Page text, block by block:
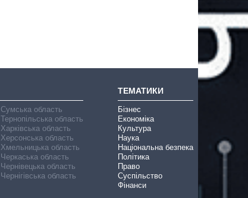
Сумська область
Тернопільська область
Харківська область
Херсонська область
Хмельницька область
Черкаська область
Чернівецька область
Чернігівська область
ТЕМАТИКИ
Бізнес
Економіка
Культура
Наука
Національна безпека
Політика
Право
Суспільство
Фінанси